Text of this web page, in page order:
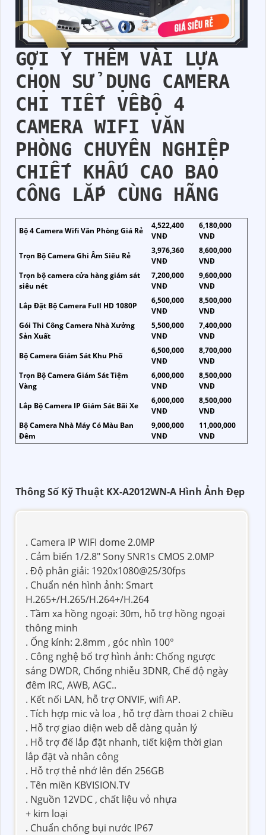
GỢI Ý THÊM VÀI LỰA
CHỌN SỬ DỤNG CAMERA
CHI TIẾT VỀBỘ 4
CAMERA WIFI VĂN
PHÒNG CHUYÊN NGHIỆP
CHIẾT KHẤU CAO BAO
CÔNG LẮP CÙNG HÃNG
Bộ 4 Camera Wifi Văn Phòng Giá Rẻ
4,522,400
VNĐ
6,180,000
VNĐ
Trọn Bộ Camera Ghi Âm Siêu Rẻ
3,976,360
VNĐ
8,600,000
VNĐ
Trọn bộ camera cửa hàng giám sát
siêu nét
7,200,000
VNĐ
9,600,000
VNĐ
Lắp Đặt Bộ Camera Full HD 1080P
6,500,000
VNĐ
8,500,000
VNĐ
Gói Thi Công Camera Nhà Xưởng
Sản Xuất
5,500,000
VNĐ
7,400,000
VNĐ
Bộ Camera Giám Sát Khu Phố
6,500,000
VNĐ
8,700,000
VNĐ
Trọn Bộ Camera Giám Sát Tiệm
Vàng
6,000,000
VNĐ
8,500,000
VNĐ
Lắp Bộ Camera IP Giám Sát Bãi Xe
6,000,000
VNĐ
8,500,000
VNĐ
Bộ Camera Nhà Máy Có Màu Ban
Đêm
9,000,000
VNĐ
11,000,000
VNĐ
Thông Số Kỹ Thuật KX-A2012WN-A Hình Ảnh Đẹp
. Camera IP WIFI dome 2.0MP
. Cảm biến 1/2.8" Sony SNR1s CMOS 2.0MP
. Độ phân giải: 1920x1080@25/30fps
. Chuẩn nén hình ảnh: Smart
H.265+/H.265/H.264+/H.264
. Tầm xa hồng ngoại: 30m, hỗ trợ hồng ngoại
thông minh
. Ống kính: 2.8mm , góc nhìn 100°
. Công nghệ bổ trợ hình ảnh: Chống ngược
sáng DWDR, Chống nhiễu 3DNR, Chế độ ngày
đêm IRC, AWB, AGC..
. Kết nối LAN, hỗ trợ ONVIF, wifi AP.
. Tích hợp mic và loa , hỗ trợ đàm thoai 2 chiều
. Hỗ trợ giao diện web dễ dàng quản lý
. Hỗ trợ đế lắp đặt nhanh, tiết kiệm thời gian
lắp đặt và nhân công
. Hỗ trợ thẻ nhớ lên đến 256GB
. Tên miền KBVISION.TV
. Nguồn 12VDC , chất liệu vỏ nhựa
+ kim loại
. Chuẩn chống bụi nước IP67